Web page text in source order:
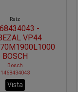
Raíz
-
VP44
BOSCH
Bosch
1468434043
Vista